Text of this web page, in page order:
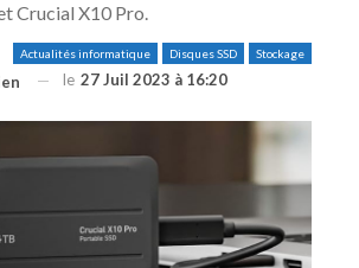
Crucial X10 Pro.
Actualités informatique Disques SSD Stockage
le 27 Juil 2023 à 16:20